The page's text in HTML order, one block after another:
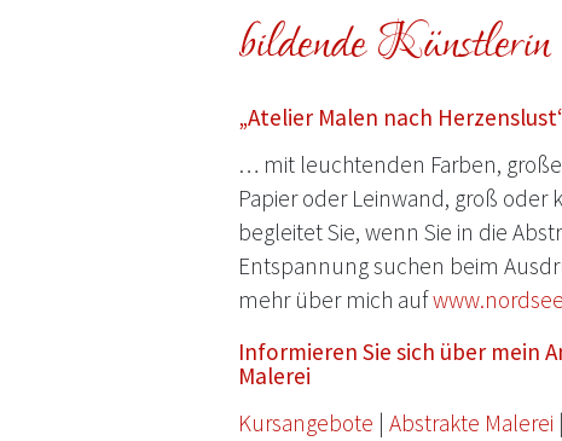
bildende
„Atelier Malen nach
… mit leuchtenden Farben,
Papier oder Leinwand, groß oder
begleitet Sie, wenn Sie in die
Entspannung suchen beim
mehr über mich auf
Informieren Sie sich über mein
Malerei
Kursangebote | Abstrakte Malerei |